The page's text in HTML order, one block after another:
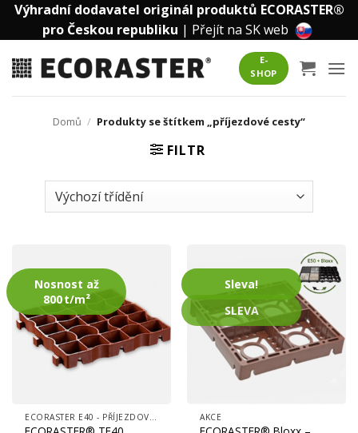
Přeskočit
Výhradní dodavatel originál produktů ECORASTER®
pro Českou republiku | Přejít na SK web
E-
SHOP
Domů / Produkty se štítkem „příjezdové cesty“
FILTR
Nosnost až
800 t/m²
ECORASTER E40 - PŘÍJEZDOVÉ CESTY A PARKOVIŠTĚ K RD
Sleva!
SLEVA
AKCE